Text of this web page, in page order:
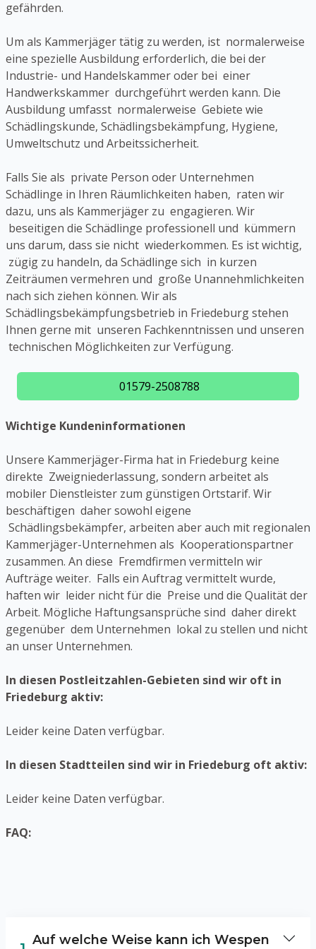
gefährden.
Um als Kammerjäger tätig zu werden, ist normalerweise
eine spezielle Ausbildung erforderlich, die bei der
Industrie- und Handelskammer oder bei einer
Handwerkskammer durchgeführt werden kann. Die
Ausbildung umfasst normalerweise Gebiete wie
Schädlingskunde, Schädlingsbekämpfung, Hygiene,
Umweltschutz und Arbeitssicherheit.
Falls Sie als private Person oder Unternehmen
Schädlinge in Ihren Räumlichkeiten haben, raten wir
dazu, uns als Kammerjäger zu engagieren. Wir
beseitigen die Schädlinge professionell und kümmern
uns darum, dass sie nicht wiederkommen. Es ist wichtig,
zügig zu handeln, da Schädlinge sich in kurzen
Zeiträumen vermehren und große Unannehmlichkeiten
nach sich ziehen können. Wir als
Schädlingsbekämpfungsbetrieb in Friedeburg stehen
Ihnen gerne mit unseren Fachkenntnissen und unseren
technischen Möglichkeiten zur Verfügung.
01579-2508788
Wichtige Kundeninformationen
Unsere Kammerjäger-Firma hat in Friedeburg keine
direkte Zweigniederlassung, sondern arbeitet als
mobiler Dienstleister zum günstigen Ortstarif. Wir
beschäftigen daher sowohl eigene
Schädlingsbekämpfer, arbeiten aber auch mit regionalen
Kammerjäger-Unternehmen als Kooperationspartner
zusammen. An diese Fremdfirmen vermitteln wir
Aufträge weiter. Falls ein Auftrag vermittelt wurde,
haften wir leider nicht für die Preise und die Qualität der
Arbeit. Mögliche Haftungsansprüche sind daher direkt
gegenüber dem Unternehmen lokal zu stellen und nicht
an unser Unternehmen.
In diesen Postleitzahlen-Gebieten sind wir oft in
Friedeburg aktiv:
Leider keine Daten verfügbar.
In diesen Stadtteilen sind wir in Friedeburg oft aktiv:
Leider keine Daten verfügbar.
FAQ:
Auf welche Weise kann ich Wespen